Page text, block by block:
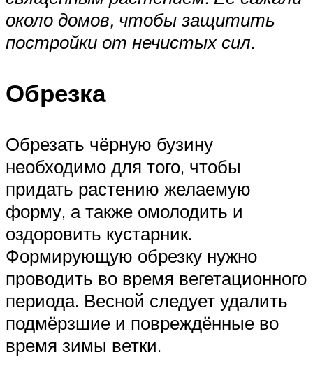
около домов, чтобы защитить
постройки от нечистых сил.
Обрезка
Обрезать чёрную бузину
необходимо для того, чтобы
придать растению желаемую
форму, а также омолодить и
оздоровить кустарник.
Формирующую обрезку нужно
проводить во время вегетационного
периода. Весной следует удалить
подмёрзшие и повреждённые во
время зимы ветки.